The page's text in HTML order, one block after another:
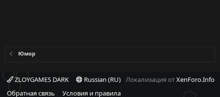
Юмор
ZLOYGAMES DARK Russian (RU) Локализация отXenForo.Info
Обратная связь
Условия и правила